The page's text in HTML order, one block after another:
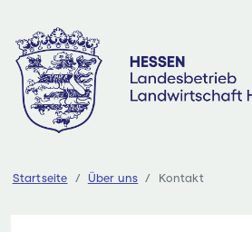
Inhalt
springen
Startseite Über uns Kontakt